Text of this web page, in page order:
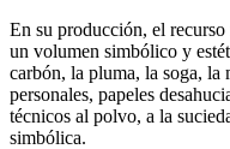
En su producción, el
un volumen simbólico y
carbón, la pluma, la soga,
personales, papeles
técnicos al polvo, a la
simbólica.